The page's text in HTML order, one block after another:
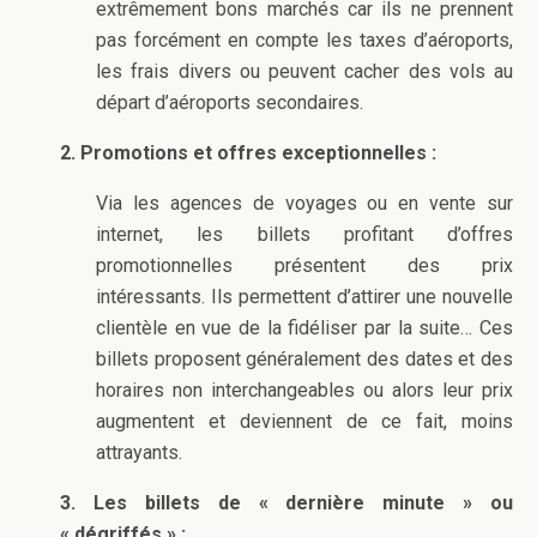
extrêmement bons marchés car ils ne prennent
pas forcément en compte les taxes d’aéroports,
les frais divers ou peuvent cacher des vols au
départ d’aéroports secondaires.
2. Promotions et offres exceptionnelles :
Via les agences de voyages ou en vente sur
internet, les billets profitant d’offres
promotionnelles présentent des prix
intéressants. Ils permettent d’attirer une nouvelle
clientèle en vue de la fidéliser par la suite… Ces
billets proposent généralement des dates et des
horaires non interchangeables ou alors leur prix
augmentent et deviennent de ce fait, moins
attrayants.
3. Les billets de « dernière minute » ou